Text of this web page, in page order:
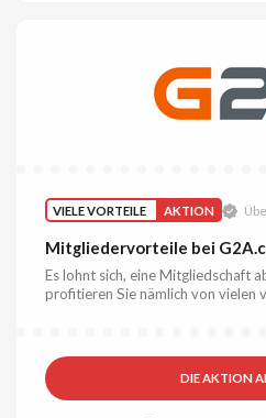
VIELE VORTEILE AKTION
Mitgliedervorteile bei
Es lohnt sich, eine Mitgliedschaft
profitieren Sie nämlich von vielen
DIE AKTION